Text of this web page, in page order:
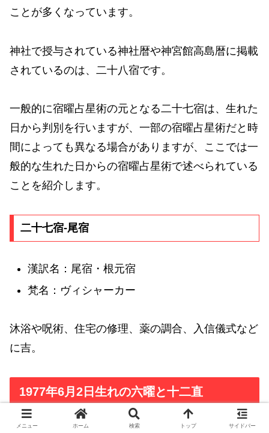
ことが多くなっています。
神社で授与されている神社暦や神宮館高島暦に掲載
されているのは、二十八宿です。
一般的に宿曜占星術の元となる二十七宿は、生れた
日から判別を行いますが、一部の宿曜占星術だと時
間によっても異なる場合がありますが、ここでは一
般的な生れた日からの宿曜占星術で述べられている
ことを紹介します。
二十七宿-尾宿
漢訳名：尾宿・根元宿
梵名：ヴィシャーカー
沐浴や呪術、住宅の修理、薬の調合、入信儀式など
に吉。
1977年6月2日生れの六曜と十二直
メニュー ホーム 検索 トップ サイドバー